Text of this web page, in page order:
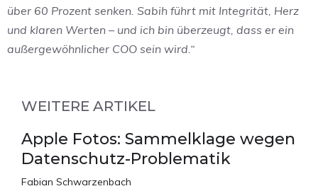
über 60 Prozent senken. Sabih führt mit Integrität, Herz
und klaren Werten – und ich bin überzeugt, dass er ein
außergewöhnlicher COO sein wird.“
WEITERE ARTIKEL
Apple Fotos: Sammelklage wegen
Datenschutz-Problematik
Fabian Schwarzenbach